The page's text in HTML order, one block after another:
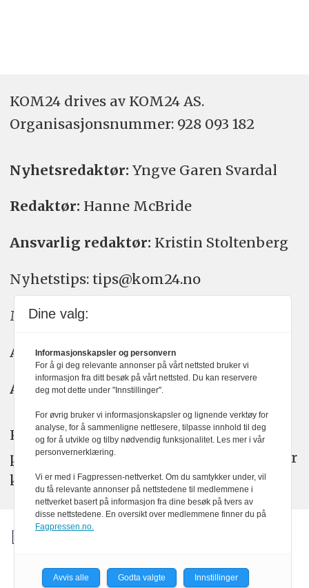
KOM24 drives av KOM24 AS.
Organisasjons­nummer: 928 093 182
Nyhetsredaktør: Yngve Garen Svardal
Redaktør: Hanne McBride
Ansvarlig redaktør: Kristin Stoltenberg
Nyhetstips: tips@kom24.no
Meninger: meninger@kom24.no
Annonse: annonse@watchmedia.no
Abonnement:kom24@watchmedia.no
KOM24 arbeider etter Vær Varsom-
plakatens regler for god presseskikk. Her
kan du lese mer omPFUsarbeid.
Dine valg:
Informasjonskapsler og personvern
For å gi deg relevante annonser på vårt nettsted bruker vi
informasjon fra ditt besøk på vårt nettsted. Du kan reservere
deg mot dette under "Innstillinger".
For øvrig bruker vi informasjonskapsler og lignende verktøy for
analyse, for å sammenligne nettlesere, tilpasse innhold til deg
og for å utvikle og tilby nødvendig funksjonalitet. Les mer i vår
personvernerklæring.
Vi er med i Fagpressen-nettverket. Om du samtykker under, vil
du få relevante annonser på nettstedene til medlemmene i
nettverket basert på informasjon fra dine besøk på tvers av
disse nettstedene. En oversikt over medlemmene finner du på
Fagpressen.no.
Avvis alle Godta valgte Innstillinger